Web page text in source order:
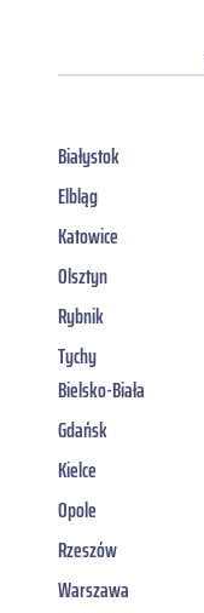
Białystok
Elbląg
Katowice
Olsztyn
Rybnik
Tychy
Bielsko-Biała
Gdańsk
Kielce
Opole
Rzeszów
Warszawa